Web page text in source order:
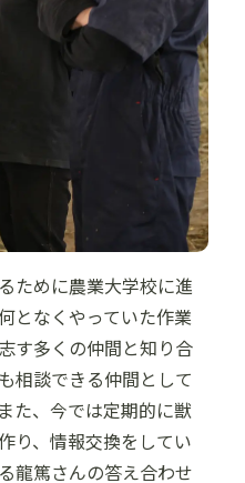
ために農業大学校に進
となくやっていた作業
す多くの仲間と知り合
相談できる仲間として
た、今では定期的に獣
り、情報交換をしてい
龍篤さんの答え合わせ